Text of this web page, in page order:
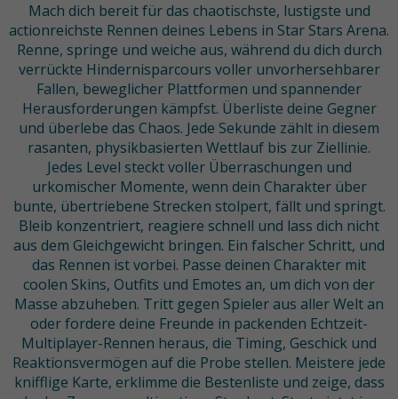
Mach dich bereit für das chaotischste, lustigste und
actionreichste Rennen deines Lebens in Star Stars Arena.
Renne, springe und weiche aus, während du dich durch
verrückte Hindernisparcours voller unvorhersehbarer
Fallen, beweglicher Plattformen und spannender
Herausforderungen kämpfst. Überliste deine Gegner
und überlebe das Chaos. Jede Sekunde zählt in diesem
rasanten, physikbasierten Wettlauf bis zur Ziellinie.
Jedes Level steckt voller Überraschungen und
urkomischer Momente, wenn dein Charakter über
bunte, übertriebene Strecken stolpert, fällt und springt.
Bleib konzentriert, reagiere schnell und lass dich nicht
aus dem Gleichgewicht bringen. Ein falscher Schritt, und
das Rennen ist vorbei. Passe deinen Charakter mit
coolen Skins, Outfits und Emotes an, um dich von der
Masse abzuheben. Tritt gegen Spieler aus aller Welt an
oder fordere deine Freunde in packenden Echtzeit-
Multiplayer-Rennen heraus, die Timing, Geschick und
Reaktionsvermögen auf die Probe stellen. Meistere jede
knifflige Karte, erklimme die Bestenliste und zeige, dass